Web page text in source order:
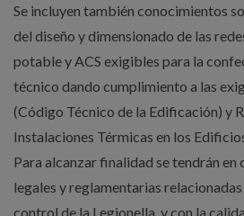
Se incluyen también conocimientos
del diseño y dimensionado de las
potable y ACS exigibles para la
técnico dando cumplimiento a las
(Código Técnico de la Edificación) y
Instalaciones Térmicas en los
Para alcanzar finalidad se tendrán en
legales y reglamentarias
control de la Legionella, y con la